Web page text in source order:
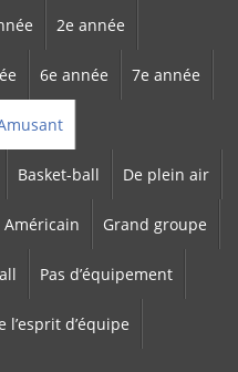
2e année
6e année 7e année
Basket-ball De plein air
Américain Grand groupe
Pas d’équipement
l’esprit d’équipe